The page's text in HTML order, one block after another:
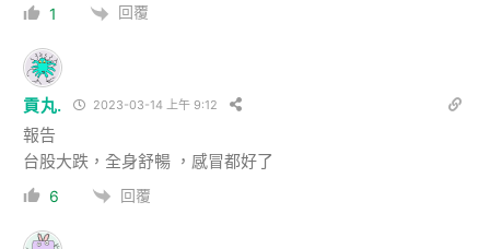
1 回覆
貢丸. 2023-03-14 上午 9:12
報告
台股大跌，全身舒暢 ，感冒都好了
6 回覆